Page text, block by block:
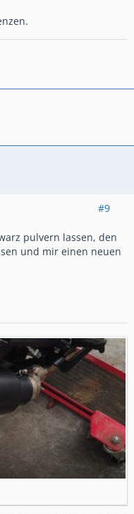
Leben kann man
#9
pulvern lassen, den
und mir einen neuen